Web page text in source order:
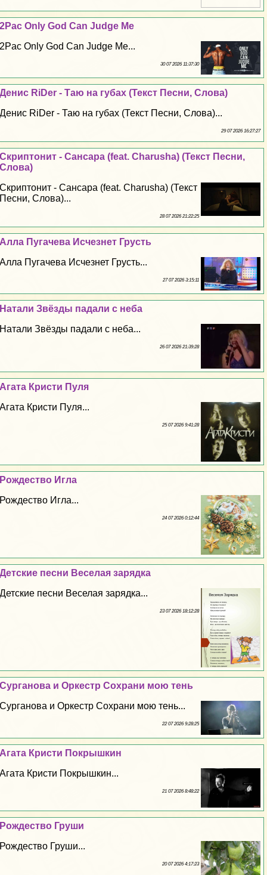
2Pac Only God Can Judge Me
2Pac Only God Can Judge Me...
30 07 2026 11:37:30
Денис RiDer - Таю на губах (Текст Песни, Слова)
Денис RiDer - Таю на губах (Текст Песни, Слова)...
29 07 2026 16:27:27
Скриптонит - Сансара (feat. Charusha) (Текст Песни,
Слова)
Скриптонит - Сансара (feat. Charusha) (Текст
Песни, Слова)...
28 07 2026 21:22:25
Алла Пугачева Исчезнет Грусть
Алла Пугачева Исчезнет Грусть...
27 07 2026 3:15:11
Натали Звёзды падали с неба
Натали Звёзды падали с неба...
26 07 2026 21:39:28
Агата Кристи Пуля
Агата Кристи Пуля...
25 07 2026 9:41:28
Рождество Игла
Рождество Игла...
24 07 2026 0:12:44
Детские песни Веселая зарядка
Детские песни Веселая зарядка...
23 07 2026 18:12:28
Сурганова и Оркестр Сохрани мою тень
Сурганова и Оркестр Сохрани мою тень...
22 07 2026 9:28:25
Агата Кристи Покрышкин
Агата Кристи Покрышкин...
21 07 2026 8:48:22
Рождество Груши
Рождество Груши...
20 07 2026 4:17:23